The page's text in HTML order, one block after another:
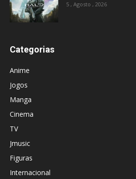
5 , Agosto , 2026
Categorias
Anime
Jogos
Manga
Cinema
TV
Jmusic
Figuras
Internacional